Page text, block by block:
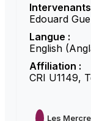
Edouard
Langue :
English
Affiliation :
CRI U1149,
Les